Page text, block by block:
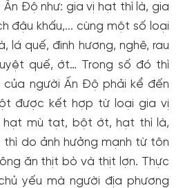
Độ như: gia vị hạt thì là, gia
đậu khấu,... cùng một số loại
lá quế, đinh hương, nghê, rau
quế, ớt… Trong số đó thì
người Ấn Độ phải kể đến
được kết hợp từ loại gia vị
hạt mù tạt, bột ớt, hạt thì là,
thì do ảnh hưởng mạnh từ tôn
ăn thịt bò và thịt lợn. Thực
yếu mà người địa phương